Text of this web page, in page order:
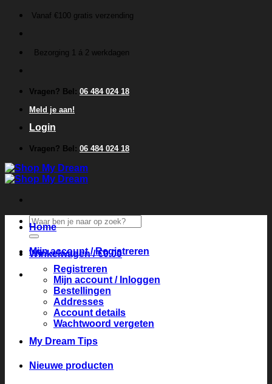
inhoud
Vanaf €100 gratis verzending
Bezorging 1 á 2 werkdagen
Vragen? Bel: 06 484 024 18
Meld je aan!
Login
Vragen? Bel: 06 484 024 18
Zoeken
naar:
Winkelwagen /€0.00
Home
Mijn account / Registreren
Registreren
Mijn account / Inloggen
Bestellingen
Addresses
Account details
Wachtwoord vergeten
My Dream Tips
Nieuwe producten